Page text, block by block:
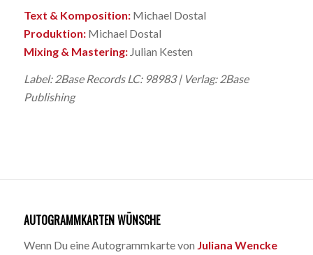
Text & Komposition:Michael Dostal
Produktion:Michael Dostal
Mixing & Mastering:Julian Kesten
Label: 2Base Records LC: 98983 | Verlag: 2Base
Publishing
AUTOGRAMMKARTEN WÜNSCHE
Wenn Du eine Autogrammkarte von Juliana Wencke